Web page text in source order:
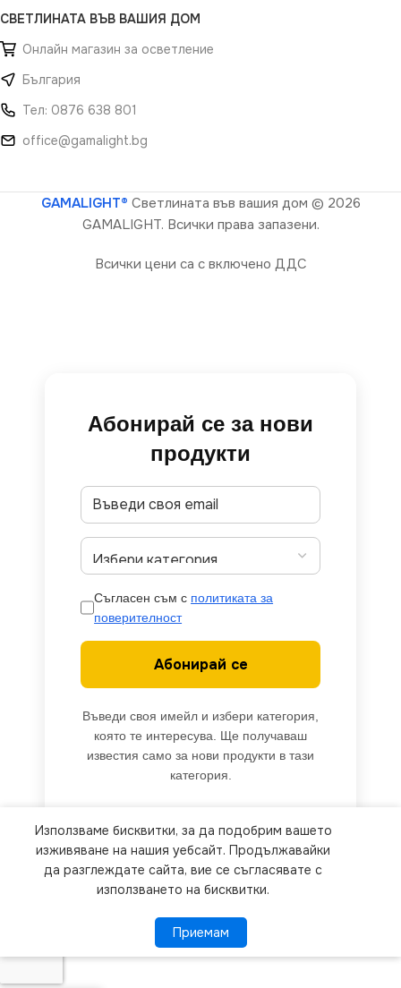
СВЕТЛИНАТА ВЪВ ВАШИЯ ДОМ
Онлайн магазин за осветление
България
Тел: 0876 638 801
office@gamalight.bg
GAMALIGHT® Светлината във вашия дом © 2026
GAMALIGHT. Всички права запазени.
Всички цени са с включено ДДС
Абонирай се за нови
продукти
Съгласен съм с политиката за
поверителност
Абонирай се
Въведи своя имейл и избери категория,
която те интересува. Ще получаваш
известия само за нови продукти в тази
категория.
We use cookies to improve your experience on our
website. By browsing this website, you agree to
our use of cookies.
ПОВЕЧЕ ИНФОРМАЦИЯ
34080
Линейно ЛЕД
Използваме бисквитки, за да подобрим вашето
изживяване на нашия уебсайт. Продължавайки
да разглеждате сайта, вие се съгласявате с
използването на бисквитки.
Приемам